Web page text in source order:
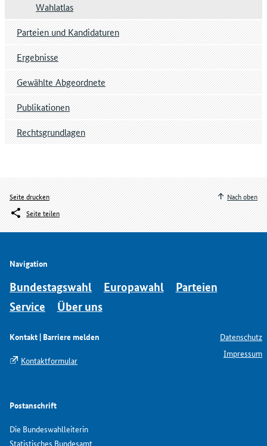
Wahlatlas
Parteien und Kandidaturen
Ergebnisse
Gewählte Abgeordnete
Publikationen
Rechtsgrundlagen
Seite drucken
Seite teilen
Nach oben
Navigation
Bundestagswahl Europawahl
Parteien
Service
Über uns
Kontakt | Barriere melden
Kontaktformular
Postanschrift
Die Bundeswahlleiterin
Statistisches Bundesamt
Datenschutz
Impressum